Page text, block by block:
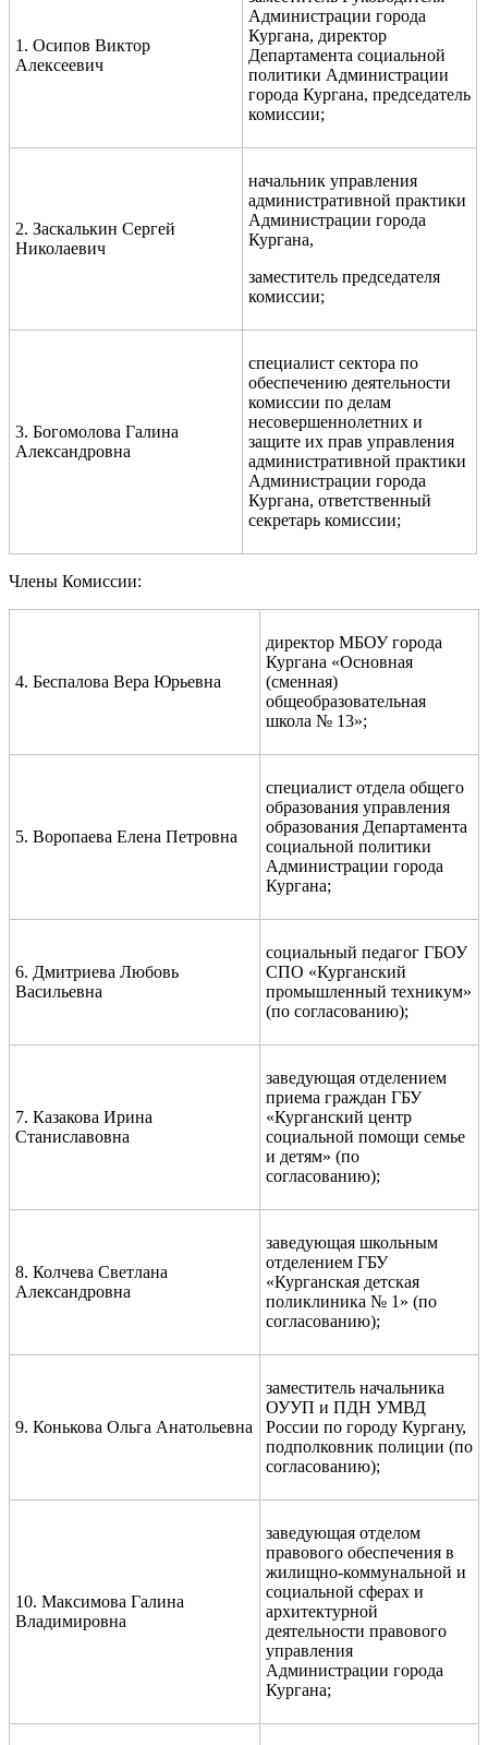
1. Осипов Виктор
Алексеевич
Администрации города
Кургана, директор
Департамента социальной
политики Администрации
города Кургана, председатель
комиссии;
2. Заскалькин Сергей
Николаевич
начальник управления
административной практики
Администрации города
Кургана,
заместитель председателя
комиссии;
3. Богомолова Галина
Александровна
специалист сектора по
обеспечению деятельности
комиссии по делам
несовершеннолетних и
защите их прав управления
административной практики
Администрации города
Кургана, ответственный
секретарь комиссии;
Члены Комиссии:
4. Беспалова Вера Юрьевна
директор МБОУ города
Кургана «Основная
(сменная)
общеобразовательная
школа № 13»;
5. Воропаева Елена Петровна
специалист отдела общего
образования управления
образования Департамента
социальной политики
Администрации города
Кургана;
6. Дмитриева Любовь
Васильевна
социальный педагог ГБОУ
СПО «Курганский
промышленный техникум»
(по согласованию);
7. Казакова Ирина
Станиславовна
заведующая отделением
приема граждан ГБУ
«Курганский центр
социальной помощи семье
и детям» (по
согласованию);
8. Колчева Светлана
Александровна
заведующая школьным
отделением ГБУ
«Курганская детская
поликлиника № 1» (по
согласованию);
9. Конькова Ольга Анатольевна
заместитель начальника
ОУУП и ПДН УМВД
России по городу Кургану,
подполковник полиции (по
согласованию);
10. Максимова Галина
Владимировна
заведующая отделом
правового обеспечения в
жилищно-коммунальной и
социальной сферах и
архитектурной
деятельности правового
управления
Администрации города
Кургана;